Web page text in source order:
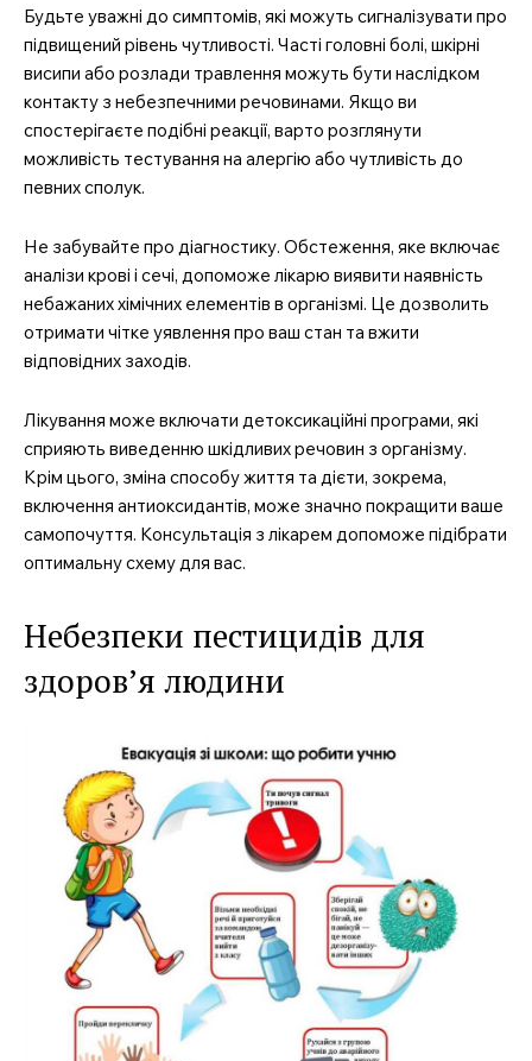
Будьте уважні до симптомів, які можуть сигналізувати про
підвищений рівень чутливості. Часті головні болі, шкірні
висипи або розлади травлення можуть бути наслідком
контакту з небезпечними речовинами. Якщо ви
спостерігаєте подібні реакції, варто розглянути
можливість тестування на алергію або чутливість до
певних сполук.
Не забувайте про діагностику. Обстеження, яке включає
аналізи крові і сечі, допоможе лікарю виявити наявність
небажаних хімічних елементів в організмі. Це дозволить
отримати чітке уявлення про ваш стан та вжити
відповідних заходів.
Лікування може включати детоксикаційні програми, які
сприяють виведенню шкідливих речовин з організму.
Крім цього, зміна способу життя та дієти, зокрема,
включення антиоксидантів, може значно покращити ваше
самопочуття. Консультація з лікарем допоможе підібрати
оптимальну схему для вас.
Небезпеки пестицидів для
здоров’я людини